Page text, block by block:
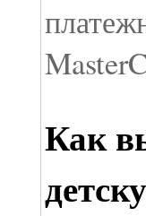
Как